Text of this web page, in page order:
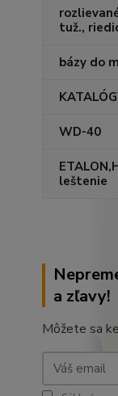
tuž.,
bázy do
WD-40
leštenie
a zľavy!
Môžete sa